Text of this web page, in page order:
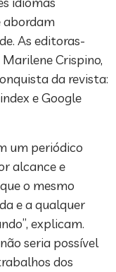
abordam
As editoras-
Crispino,
da revista:
e Google
um periódico
alcance e
o mesmo
e a qualquer
explicam.
seria possível
dos